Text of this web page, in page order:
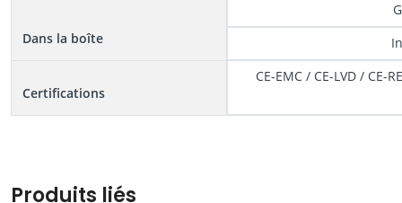
Dans la boîte
Certifications
CE-EMC / CE-LVD / CE-
Produits liés